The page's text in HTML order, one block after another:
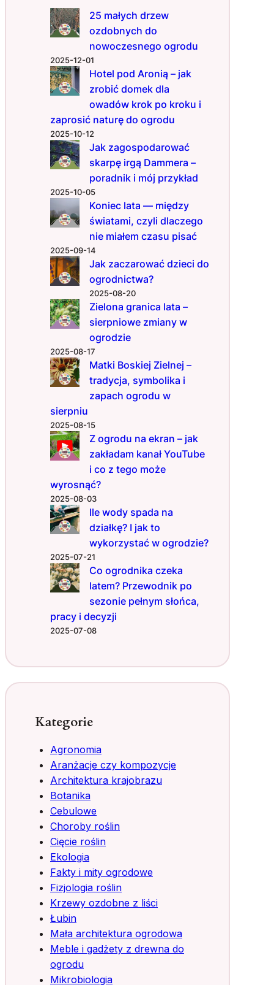
ó
ż
c
y
–
o
u
n
o
w
T
w
o
m
o
o
d
e
?
25 małych drzew
ozdobnych do
nowoczesnego ogrodu
2025-12-01
Hotel pod Aronią – jak
zrobić domek dla
owadów krok po kroku i
zaprosić naturę do ogrodu
2025-10-12
Jak zagospodarować
skarpę irgą Dammera –
poradnik i mój przykład
2025-10-05
Koniec lata — między
światami, czyli dlaczego
nie miałem czasu pisać
2025-09-14
Jak zaczarować dzieci do
ogrodnictwa?
2025-08-20
Zielona granica lata –
sierpniowe zmiany w
ogrodzie
2025-08-17
Matki Boskiej Zielnej –
tradycja, symbolika i
zapach ogrodu w
sierpniu
2025-08-15
Z ogrodu na ekran – jak
zakładam kanał YouTube
i co z tego może
wyrosnąć?
2025-08-03
Ile wody spada na
działkę? I jak to
wykorzystać w ogrodzie?
2025-07-21
Co ogrodnika czeka
latem? Przewodnik po
sezonie pełnym słońca,
pracy i decyzji
2025-07-08
Kategorie
Agronomia
Aranżacje czy kompozycje
Architektura krajobrazu
Botanika
Cebulowe
Choroby roślin
Cięcie roślin
Ekologia
Fakty i mity ogrodowe
Fizjologia roślin
Krzewy ozdobne z liści
Łubin
Mała architektura ogrodowa
Meble i gadżety z drewna do
ogrodu
Mikrobiologia